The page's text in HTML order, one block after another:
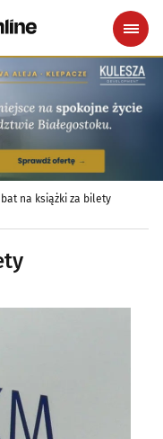
na książki za bilety